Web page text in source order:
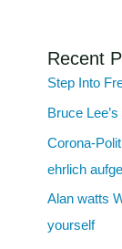
Recent
Step Into
Bruce
Corona-
ehrlich
Alan watts
yourself